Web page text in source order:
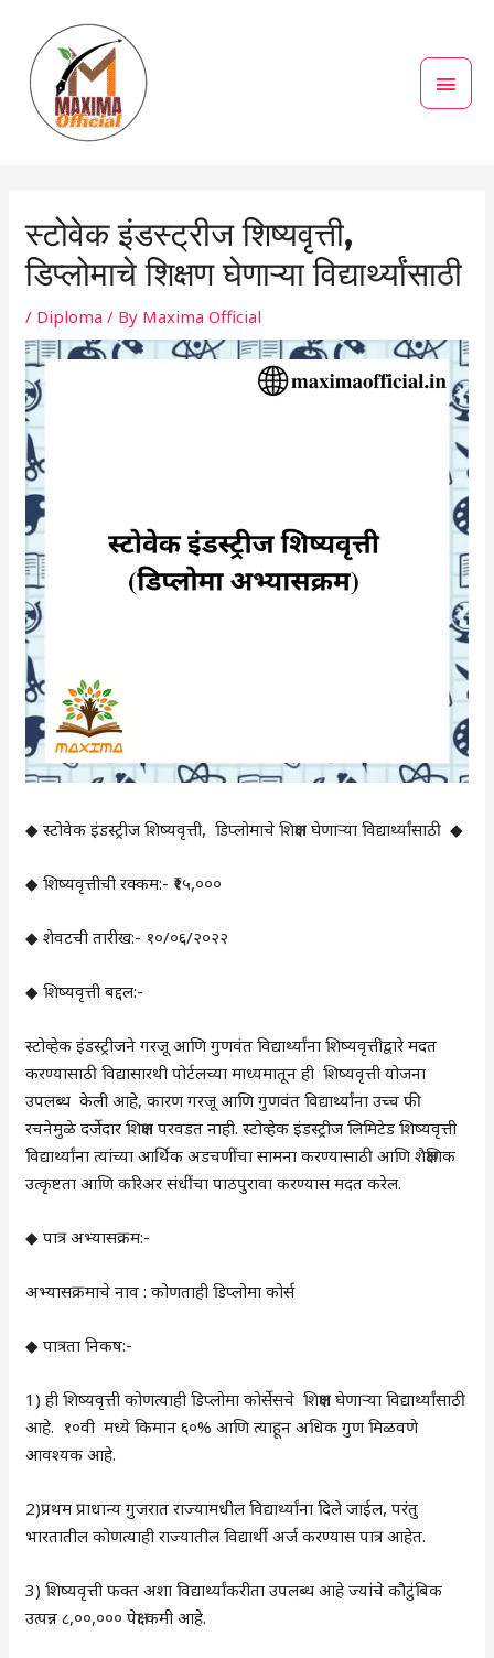
content
स्टोवेक इंडस्ट्रीज शिष्यवृत्ती,
डिप्लोमाचे शिक्षण घेणाऱ्या विद्यार्थ्यांसाठी
/ Diploma / By Maxima Official
◆ स्टोवेक इंडस्ट्रीज शिष्यवृत्ती, डिप्लोमाचे शिक्षण घेणाऱ्या विद्यार्थ्यांसाठी ◆
◆ शिष्यवृत्तीची रक्कम:- ₹१५,०००
◆ शेवटची तारीख:- १०/०६/२०२२
◆ शिष्यवृत्ती बद्दल:-
स्टोव्हेक इंडस्ट्रीजने गरजू आणि गुणवंत विद्यार्थ्यांना शिष्यवृत्तीद्वारे मदत
करण्यासाठी विद्यासारथी पोर्टलच्या माध्यमातून ही शिष्यवृत्ती योजना
उपलब्ध केली आहे, कारण गरजू आणि गुणवंत विद्यार्थ्यांना उच्च फी
रचनेमुळे दर्जेदार शिक्षण परवडत नाही. स्टोव्हेक इंडस्ट्रीज लिमिटेड शिष्यवृत्ती
विद्यार्थ्यांना त्यांच्या आर्थिक अडचणींचा सामना करण्यासाठी आणि शैक्षणिक
उत्कृष्टता आणि करिअर संधींचा पाठपुरावा करण्यास मदत करेल.
◆ पात्र अभ्यासक्रम:-
अभ्यासक्रमाचे नाव : कोणताही डिप्लोमा कोर्स
◆ पात्रता निकष:-
1) ही शिष्यवृत्ती कोणत्याही डिप्लोमा कोर्सेसचे शिक्षण घेणाऱ्या विद्यार्थ्यांसाठी
आहे. १०वी मध्ये किमान ६०% आणि त्याहून अधिक गुण मिळवणे
आवश्यक आहे.
2)प्रथम प्राधान्य गुजरात राज्यामधील विद्यार्थ्यांना दिले जाईल, परंतु
भारतातील कोणत्याही राज्यातील विद्यार्थी अर्ज करण्यास पात्र आहेत.
3) शिष्यवृत्ती फक्त अशा विद्यार्थ्यांकरीता उपलब्ध आहे ज्यांचे कौटुंबिक
उत्पन्न ८,००,००० पेक्षा कमी आहे.